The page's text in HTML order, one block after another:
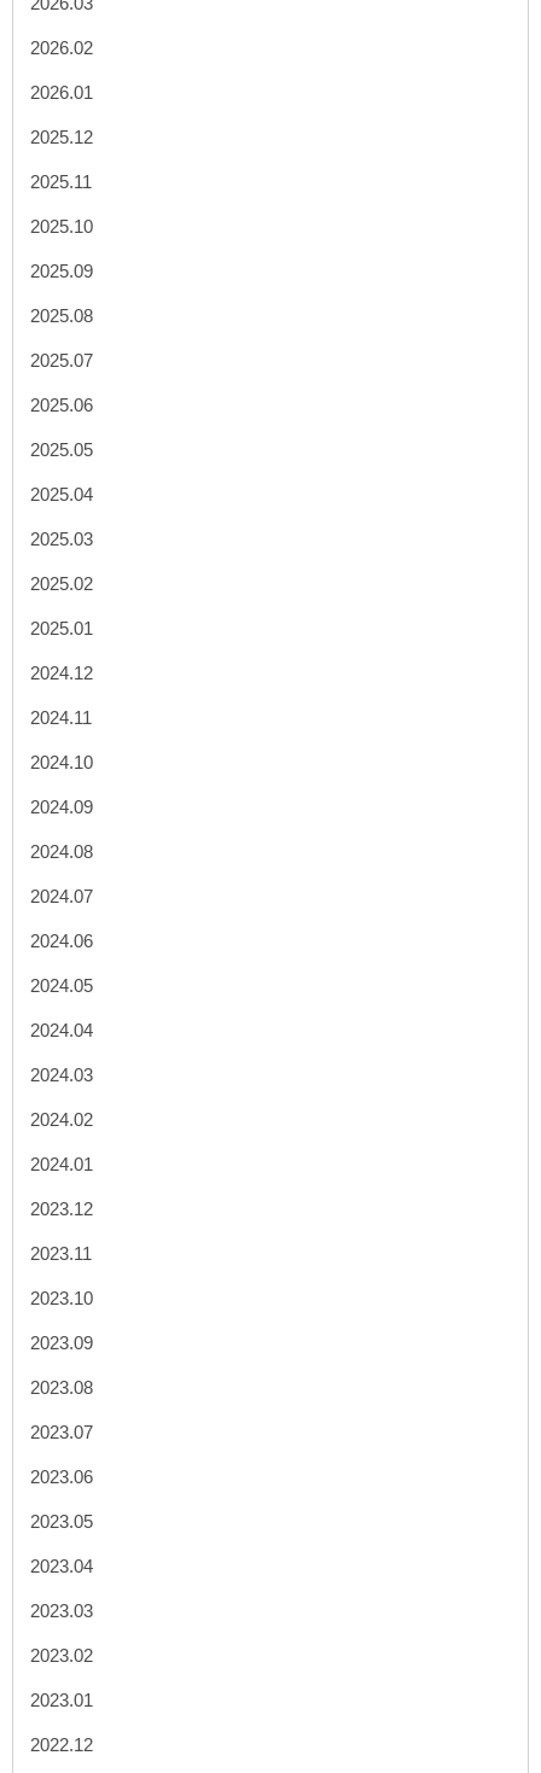
2026.02
2026.01
2025.12
2025.11
2025.10
2025.09
2025.08
2025.07
2025.06
2025.05
2025.04
2025.03
2025.02
2025.01
2024.12
2024.11
2024.10
2024.09
2024.08
2024.07
2024.06
2024.05
2024.04
2024.03
2024.02
2024.01
2023.12
2023.11
2023.10
2023.09
2023.08
2023.07
2023.06
2023.05
2023.04
2023.03
2023.02
2023.01
2022.12